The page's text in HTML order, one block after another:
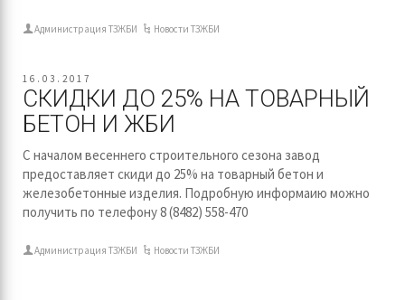
Администрация ТЗЖБИ Новости ТЗЖБИ
16.03.2017
СКИДКИ ДО 25% НА ТОВАРНЫЙ
БЕТОН И ЖБИ
С началом весеннего строительного сезона завод
предоставляет скиди до 25% на товарный бетон и
железобетонные изделия. Подробную информаию можно
получить по телефону 8 (8482) 558-470
Администрация ТЗЖБИ Новости ТЗЖБИ